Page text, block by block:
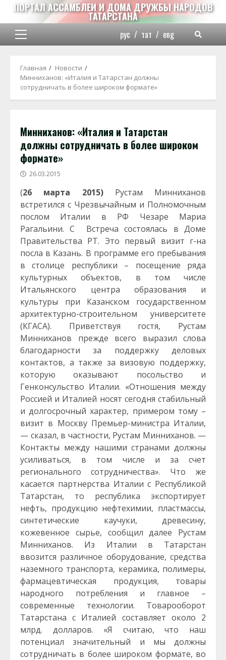
Перейти
содержимому
ПОРТАЛ АССАМБЛЕИ И ДОМА ДРУЖБЫ НАРОДОВ
ТАТАРСТАНА
Основное
рус / тат / eng
Главная
Новости
Минниханов: «Италия и Татарстан должны
сотрудничать в более широком формате»
Минниханов: «Италия и Татарстан
должны сотрудничать в более широком
формате»
26.03.2015
(26 марта 2015)Рустам Минниханов
встретился с Чрезвычайным и Полномочным
послом Италии в РФ Чезаре Мариа
Рагальини.С Встреча состоялась в Доме
Правительства РТ. Это первый визит г-на
посла в Казань. В программе его пребывания
в столице республики – посещение ряда
культурных объектов, в том числе
Итальянского центра образования и
культуры при Казанском государственном
архитектурно-строительном университете
(КГАСА). Приветствуя гостя, Рустам
Минниханов прежде всего выразил слова
благодарности за поддержку деловых
контактов, а также за визовую поддержку,
которую оказывают посольство и
Генконсульство Италии. «Отношения между
Россией и Италией носят сегодня стабильный
и долгосрочный характер, примером тому –
визит в Москву Премьер-министра Италии,
— сказал, в частности, Рустам Минниханов. —
Контакты между нашими странами должны
усиливаться, в том числе и за счет
регионального сотрудничества». Что же
касается партнерства Италии с Республикой
Татарстан, то республика экспортирует
нефть, продукцию нефтехимии, пластмассы,
синтетические каучуки, древесину,
кожевенное сырье, сообщил далее Рустам
Минниханов. Из Италии в Татарстан
ввозится различное оборудование, средства
наземного транспорта, керамика, полимеры,
фармацевтическая продукция, товары
народного потребления и главное –
современные технологии. Товарооборот
Татарстана с Италией составляет около 2
млрд. долларов. «Я считаю, что наш
потенциал значительный и мы должны
сотрудничать в более широком формате, во